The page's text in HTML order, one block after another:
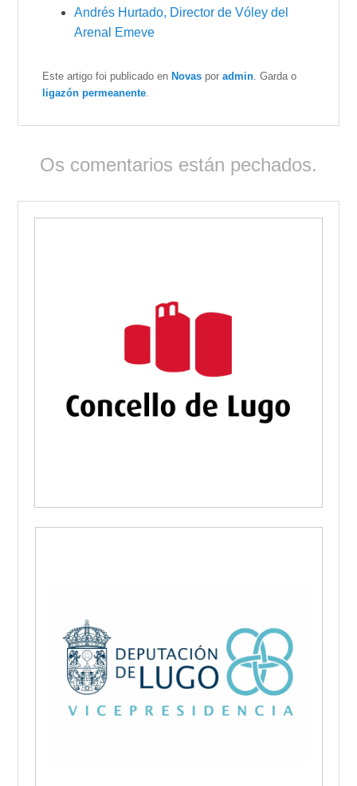
Andrés Hurtado, Director de Vóley del
Arenal Emeve
Este artigo foi publicado en Novas poradmin . Garda o
ligazón permeanente
Os comentarios están pechados.